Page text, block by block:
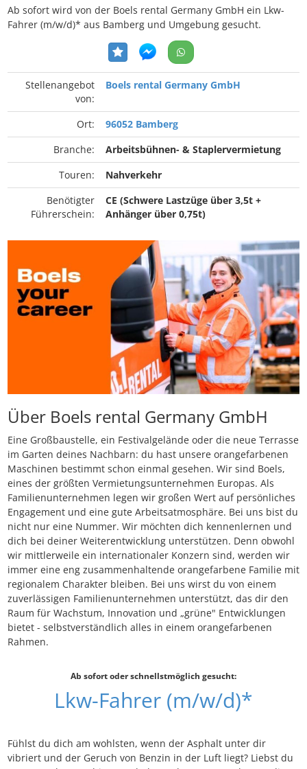
Ab sofort wird von der Boels rental Germany GmbH ein Lkw-
Fahrer (m/w/d)* aus Bamberg und Umgebung gesucht.
Stellenangebot
von:
Boels rental Germany GmbH
Ort:
96052 Bamberg
Branche:
Arbeitsbühnen- & Staplervermietung
Touren:
Nahverkehr
Benötigter
Führerschein:
CE (Schwere Lastzüge über 3,5t +
Anhänger über 0,75t)
Über Boels rental Germany GmbH
Eine Großbaustelle, ein Festivalgelände oder die neue Terrasse
im Garten deines Nachbarn: du hast unsere orangefarbenen
Maschinen bestimmt schon einmal gesehen. Wir sind Boels,
eines der größten Vermietungsunternehmen Europas. Als
Familienunternehmen legen wir großen Wert auf persönliches
Engagement und eine gute Arbeitsatmosphäre. Bei uns bist du
nicht nur eine Nummer. Wir möchten dich kennenlernen und
dich bei deiner Weiterentwicklung unterstützen. Denn obwohl
wir mittlerweile ein internationaler Konzern sind, werden wir
immer eine eng zusammenhaltende orangefarbene Familie mit
regionalem Charakter bleiben. Bei uns wirst du von einem
zuverlässigen Familienunternehmen unterstützt, das dir den
Raum für Wachstum, Innovation und „grüne" Entwicklungen
bietet - selbstverständlich alles in einem orangefarbenen
Rahmen.
Ab sofort oder schnellstmöglich gesucht:
Lkw-Fahrer (m/w/d)*
Fühlst du dich am wohlsten, wenn der Asphalt unter dir
vibriert und der Geruch von Benzin in der Luft liegt? Liebst du